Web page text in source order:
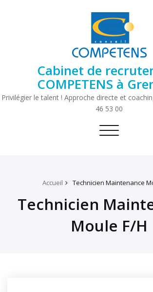
Cabinet de
COMPETENS à
Privilégier le talent ! Approche directe et
46 53 00
Toggle
Accueil Technicien Maintenance
Technicien
Moule F/H